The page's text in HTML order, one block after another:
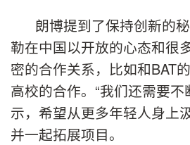
朗博提到了保持创新的
勒在中国以开放的心态和很
密的合作关系，比如和BAT
高校的合作。“我们还需要
示，希望从更多年轻人身上
并一起拓展项目。